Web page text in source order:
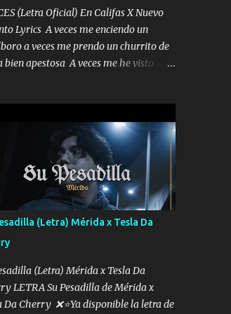
(Letra Oficial) En Califas X Nuevo
Lyrics A veces me enciendo un
a veces me prendo un churrito de
bien apestosa A veces me he visto
yo tengo el control a todos yo les
dedo soy hocicon un malcriado un
Que Les importa no saben nada
las risas las que me miran hay gente
no quieren verte subir de level
mis plebes Música A veces me pongo
a veces me ven la cachucha de
la mirada siempre en alto A veces
una super o a veces me fajó una
siempre armado todas las
yo traigo El chiste es que hago
(Letra) Mérida x Tesla Da
(Letra) Mérida x Tesla Da
LETRA Su Pesadilla de Mérida x
Da Cherry ❌⭐Ya disponible la letra de